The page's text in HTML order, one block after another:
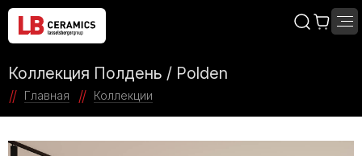
Коллекция Полдень / Polden
Главная Коллекции